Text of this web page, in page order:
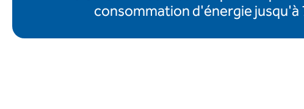
consommation d'énergie jusqu'à